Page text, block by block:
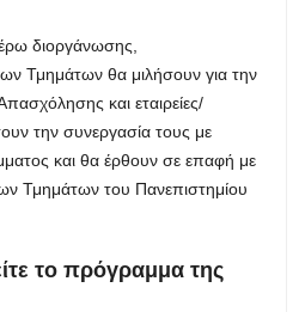
διοργάνωσης,
Τμημάτων θα μιλήσουν για την
και εταιρείες/
την συνεργασία τους με
και θα έρθουν σε επαφή με
Τμημάτων του Πανεπιστημίου
το πρόγραμμα της